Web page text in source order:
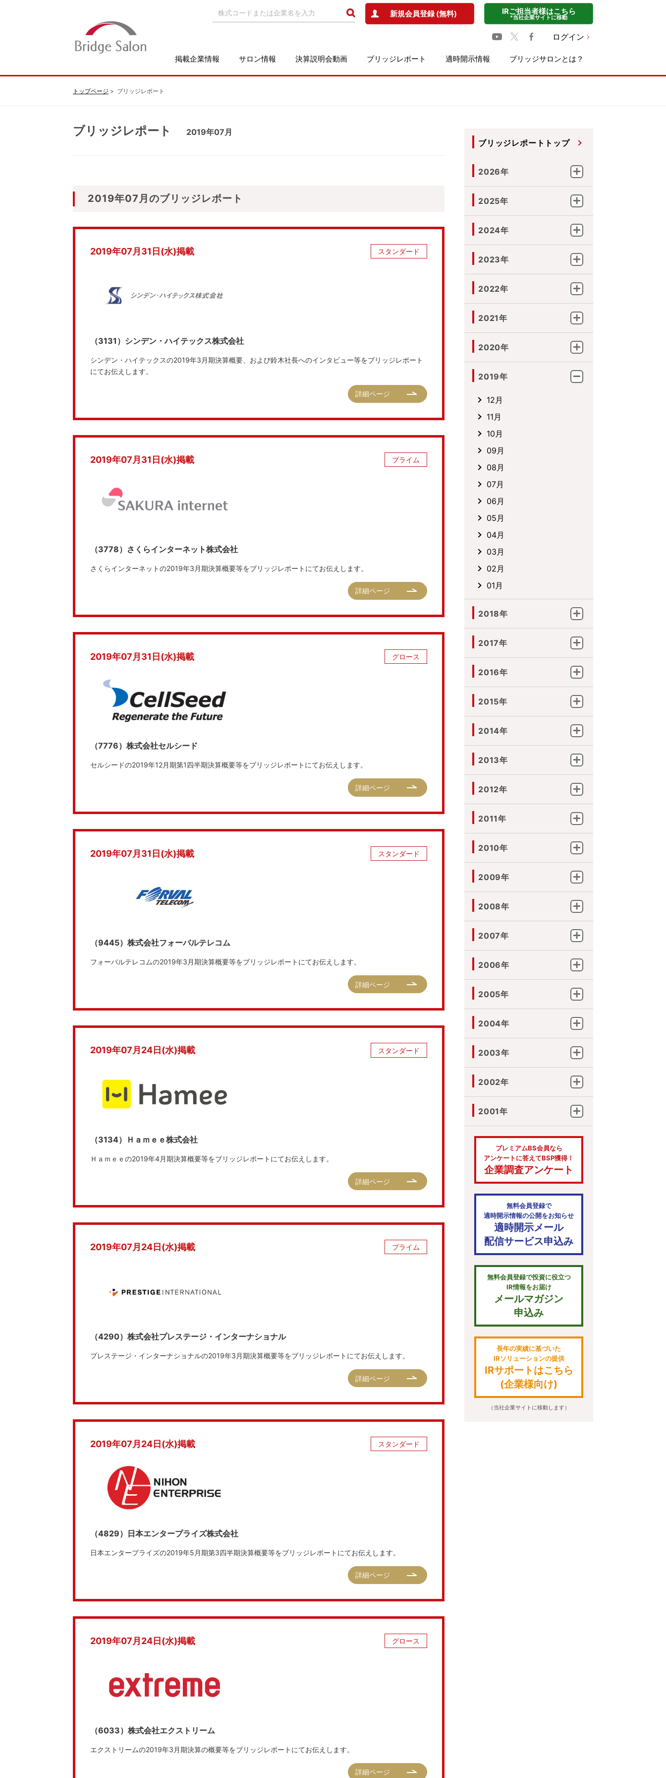
新規会員登録 (無料) IRご担当者様はこちら
*当社企業サイトに移動
ログイン
掲載企業情報 サロン情報 決算説明会動画 ブリッジレポート 適時開示情報 ブリッジサロンとは？
トップページ ブリッジレポート
ブリッジレポート 2019年07月
2019年07月のブリッジレポート
2019年07月31日(水)掲載 スタンダード
（3131）シンデン・ハイテックス株式会社
シンデン・ハイテックスの2019年3月期決算概要、および鈴木社長へのインタビュー等をブリッジレポート
にてお伝えします。
詳細ページ
2019年07月31日(水)掲載 プライム
（3778）さくらインターネット株式会社
さくらインターネットの2019年3月期決算概要等をブリッジレポートにてお伝えします。
詳細ページ
2019年07月31日(水)掲載 グロース
（7776）株式会社セルシード
セルシードの2019年12月期第1四半期決算概要等をブリッジレポートにてお伝えします。
詳細ページ
2019年07月31日(水)掲載 スタンダード
（9445）株式会社フォーバルテレコム
フォーバルテレコムの2019年3月期決算概要等をブリッジレポートにてお伝えします。
詳細ページ
2019年07月24日(水)掲載 スタンダード
（3134）Ｈａｍｅｅ株式会社
Ｈａｍｅｅの2019年4月期決算概要等をブリッジレポートにてお伝えします。
詳細ページ
2019年07月24日(水)掲載 プライム
（4290）株式会社プレステージ・インターナショナル
プレステージ・インターナショナルの2019年3月期決算概要等をブリッジレポートにてお伝えします。
詳細ページ
2019年07月24日(水)掲載 スタンダード
（4829）日本エンタープライズ株式会社
日本エンタープライズの2019年5月期第3四半期決算概要等をブリッジレポートにてお伝えします。
詳細ページ
2019年07月24日(水)掲載 グロース
（6033）株式会社エクストリーム
エクストリームの2019年3月期決算の概要等をブリッジレポートにてお伝えします。
詳細ページ
ブリッジレポートトップ
2026年
2025年
2024年
2023年
2022年
2021年
2020年
2019年
12月
11月
10月
09月
08月
07月
06月
05月
04月
03月
02月
01月
2018年
2017年
2016年
2015年
2014年
2013年
2012年
2011年
2010年
2009年
2008年
2007年
2006年
2005年
2004年
2003年
2002年
2001年
プレミアムBS会員なら
アンケートに答えてBSP獲得！
企業調査アンケート
無料会員登録で
適時開示情報の公開をお知らせ
適時開示メール
配信サービス申込み
無料会員登録で投資に役立つ
IR情報をお届け
メールマガジン
申込み
長年の実績に基づいた
IRソリューションの提供
IRサポートはこちら
(企業様向け)
（当社企業サイトに移動します）